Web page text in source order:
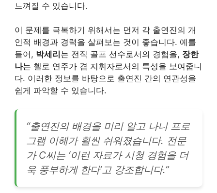
느껴질 수 있습니다.
이 문제를 극복하기 위해서는 먼저 각 출연진의 개
인적 배경과 경력을 살펴보는 것이 좋습니다. 예를
들어, 박세리 는 전직 골프 선수로서의 경험을, 장한
나는 첼로 연주가 겸 지휘자로서의 특성을 보여줍니
다. 이러한 정보를 바탕으로 출연진 간의 연관성을
쉽게 파악할 수 있습니다.
“출연진의 배경을 미리 알고 나니 프로
그램 이해가 훨씬 쉬워졌습니다. 전문
가 C씨는 ‘이런 자료가 시청 경험을 더
욱 풍부하게 한다’고 강조합니다.”